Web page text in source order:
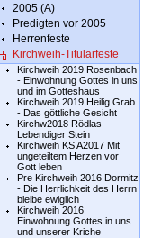
2005 (A)
Predigten vor 2005
Herrenfeste
Kirchweih-Titularfeste
Kirchweih 2019 Rosenbach
- Einwohnung Gottes in uns
und im Gotteshaus
Kirchweih 2019 Heilig Grab
- Das göttliche Gesicht
Kirchw2018 Rödlas -
Lebendiger Stein
Kirchweih KS A2017 Mit
ungeteiltem Herzen vor
Gott leben
Pre Kirchweih 2016 Dormitz
- Die Herrlichkeit des Herrn
bleibe ewiglich
Kirchweih 2016
Einwohnung Gottes in uns
und unserer Kriche